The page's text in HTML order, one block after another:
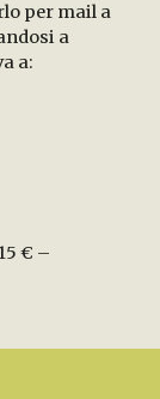
per mail a
a
a:
€ –